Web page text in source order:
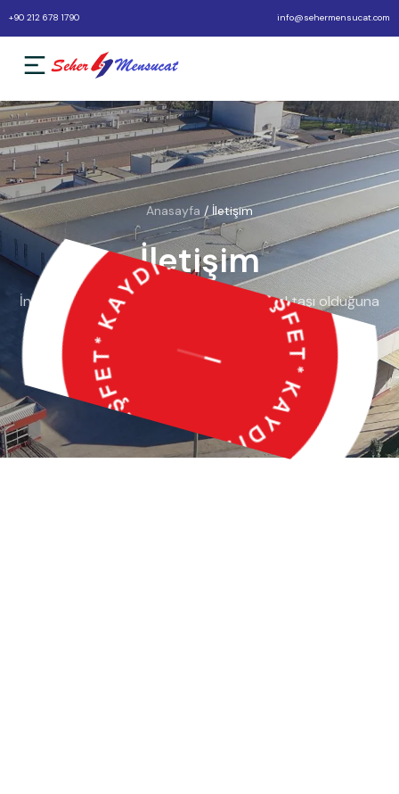
+90 212 678 1790 info@sehermensucat.com
Anasayfa / İletişim
İletişim
İnsana yatırımın, kurumsal başarının temel taşı olduğuna
inanıyor; ekip ruhunu, karşılıklı saygıyı ve gelişimi
destekleyen bir iş kültürü inşa ediyoruz.